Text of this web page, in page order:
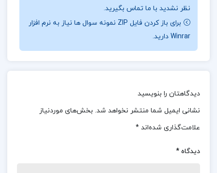
این کتاب با بررسی علمی و دقیق اصول و روش‌های
بهبود یادگیری، تکنیک‌هایی را ارائه می‌دهد که به
دانش‌آموزان، دانشجویان و حتی اساتید کمک می‌کند تا
فرآیند یادگیری خود را بهبود بخشند. با ارائه روش‌های
متنوع مطالعه، این کتاب نه تنها به تقویت حافظه و
موضوع کتاب روشهای یادگیری و مطالعه دکتر علی
مطالعه دکتر علی‌اکبر سیف آمده است: «برای داشتن
نظر نشدید با ما تماس بگیرید.
برای باز کردن فایل ZIP نمونه سوال ها نیاز به نرم افزار
Winrar دارید.
دیدگاهتان را بنویسید
نشانی ایمیل شما منتشر نخواهد شد. بخش‌های موردنیاز
علامت‌گذاری شده‌اند *
دیدگاه *